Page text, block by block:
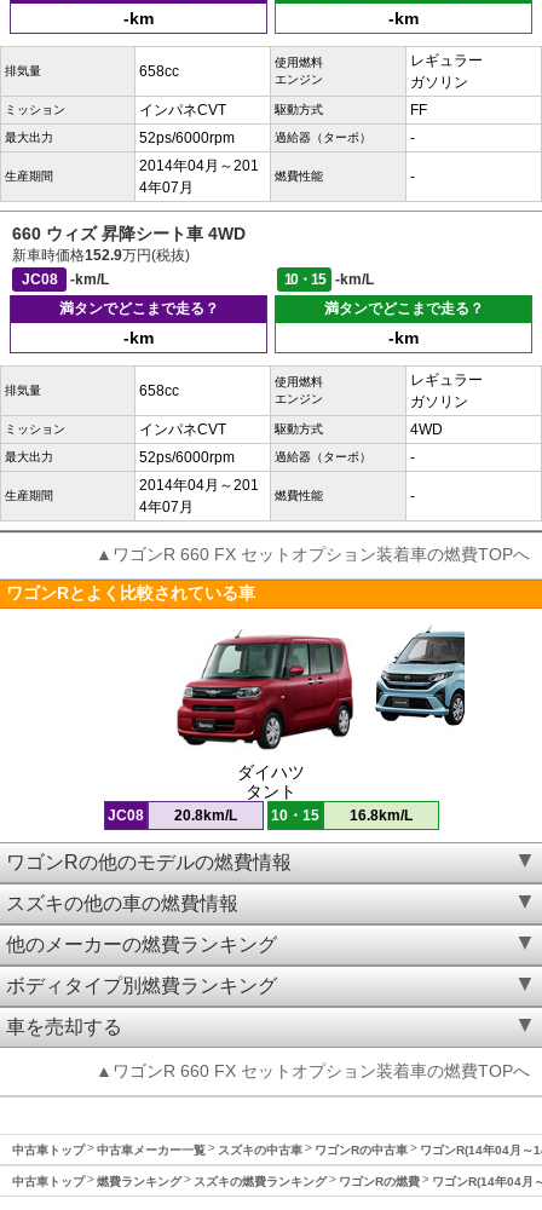
-km -km
排気量 658cc
使用燃料
エンジン
レギュラー
ガソリン
ミッション インパネCVT 駆動方式 FF
最大出力 52ps/6000rpm 過給器（ターボ） -
生産期間
2014年04月～201
4年07月
燃費性能 -
660 ウィズ 昇降シート車 4WD
新車時価格152.9万円(税抜)
JC08
-km/L 10・15
-km/L
満タンでどこまで走る？
-km
満タンでどこまで走る？
-km
排気量 658cc
使用燃料
エンジン
レギュラー
ガソリン
ミッション インパネCVT 駆動方式 4WD
最大出力 52ps/6000rpm 過給器（ターボ） -
生産期間
2014年04月～201
4年07月
燃費性能 -
▲ワゴンR 660 FX セットオプション装着車の燃費TOPへ
ワゴンRとよく比較されている車
ダイハツ
タント
JC08 20.8km/L 10・15 16.8km/L
ワゴンRの他のモデルの燃費情報
スズキの他の車の燃費情報
他のメーカーの燃費ランキング
ボディタイプ別燃費ランキング
車を売却する
▲ワゴンR 660 FX セットオプション装着車の燃費TOPへ
中古車トップ 中古車メーカー一覧 スズキの中古車 ワゴンRの中古車 ワゴンR(14年04月～
中古車トップ 燃費ランキング スズキの燃費ランキング ワゴンRの燃費 ワゴンR(14年04月